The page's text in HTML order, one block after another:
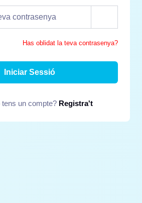
Has oblidat la teva contrasenya?
Iniciar Sessió
tens un compte? Registra't